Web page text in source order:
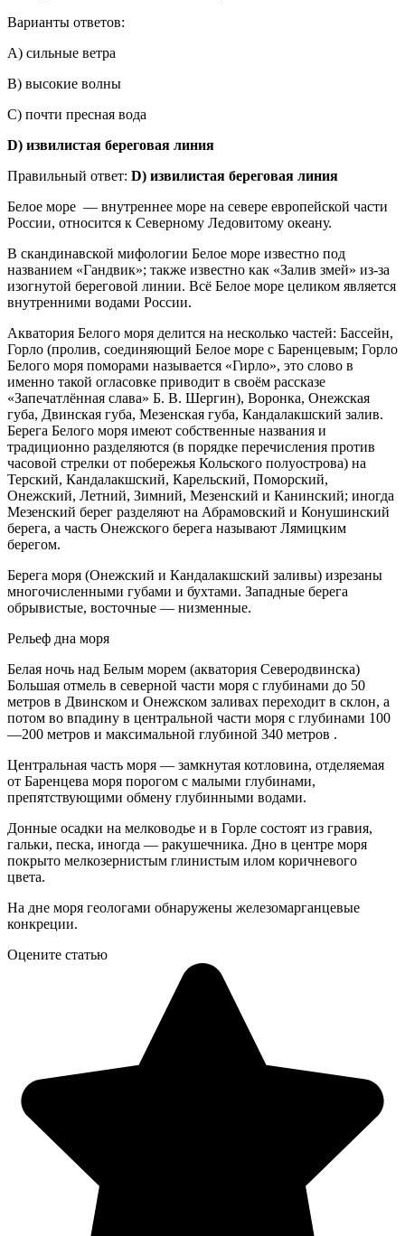
Варианты ответов:
А) сильные ветра
В) высокие волны
С) почти пресная вода
D) извилистая береговая линия
Правильный ответ: D) извилистая береговая линия
Белое море — внутреннее море на севере европейской части
России, относится к Северному Ледовитому океану.
В скандинавской мифологии Белое море известно под
названием «Гандвик»; также известно как «Залив змей» из-за
изогнутой береговой линии. Всё Белое море целиком является
внутренними водами России.
Акватория Белого моря делится на несколько частей: Бассейн,
Горло (пролив, соединяющий Белое море с Баренцевым; Горло
Белого моря поморами называется «Гирло», это слово в
именно такой огласовке приводит в своём рассказе
«Запечатлённая слава» Б. В. Шергин), Воронка, Онежская
губа, Двинская губа, Мезенская губа, Кандалакшский залив.
Берега Белого моря имеют собственные названия и
традиционно разделяются (в порядке перечисления против
часовой стрелки от побережья Кольского полуострова) на
Терский, Кандалакшский, Карельский, Поморский,
Онежский, Летний, Зимний, Мезенский и Канинский; иногда
Мезенский берег разделяют на Абрамовский и Конушинский
берега, а часть Онежского берега называют Лямицким
берегом.
Берега моря (Онежский и Кандалакшский заливы) изрезаны
многочисленными губами и бухтами. Западные берега
обрывистые, восточные — низменные.
Рельеф дна моря
Белая ночь над Белым морем (акватория Северодвинска)
Большая отмель в северной части моря с глубинами до 50
метров в Двинском и Онежском заливах переходит в склон, а
потом во впадину в центральной части моря с глубинами 100
—200 метров и максимальной глубиной 340 метров .
Центральная часть моря — замкнутая котловина, отделяемая
от Баренцева моря порогом с малыми глубинами,
препятствующими обмену глубинными водами.
Донные осадки на мелководье и в Горле состоят из гравия,
гальки, песка, иногда — ракушечника. Дно в центре моря
покрыто мелкозернистым глинистым илом коричневого
цвета.
На дне моря геологами обнаружены железомарганцевые
конкреции.
Оцените статью